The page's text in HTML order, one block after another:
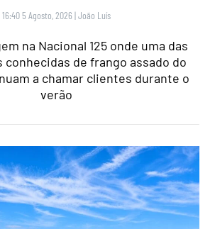
16:40 5 Agosto, 2026 |João Luís
na Nacional 125 onde uma das
conhecidas de frango assado do
a chamar clientes durante o
verão